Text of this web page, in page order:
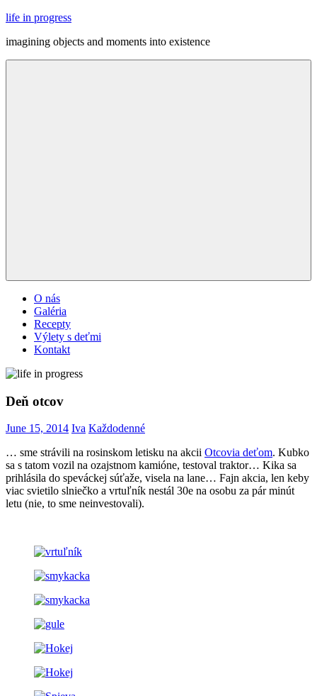
Skip
content
life in progress
imagining objects and moments into existence
O nás
Galéria
Recepty
Výlety s deťmi
Kontakt
Deň otcov
June 15, 2014 Iva Každodenné
… sme strávili na rosinskom letisku na akcii Otcovia deťom. Kubko
sa s tatom vozil na ozajstnom kamióne, testoval traktor… Kika sa
prihlásila do speváckej súťaže, visela na lane… Fajn akcia, len keby
viac svietilo slniečko a vrtuľník nestál 30e na osobu za pár minút
letu (nie, to sme neinvestovali).